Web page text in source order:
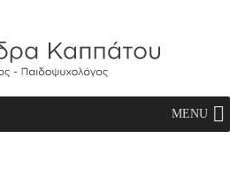
MENU